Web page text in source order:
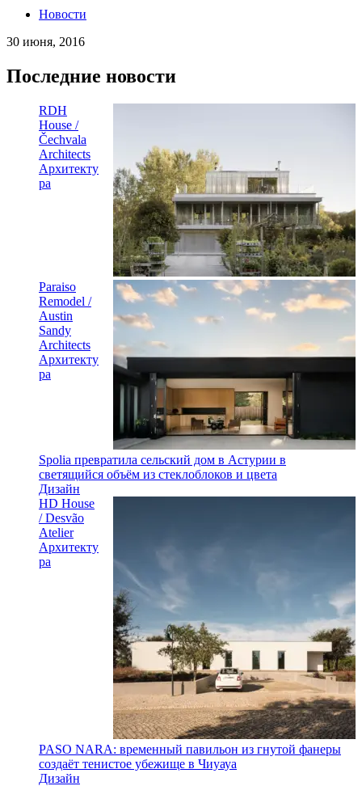
Новости
30 июня, 2016
Последние новости
RDH
House /
Čechvala
Architects
Архитекту
ра
Paraiso
Remodel /
Austin
Sandy
Architects
Архитекту
ра
Spolia превратила сельский дом в Астурии в
светящийся объём из стеклоблоков и цвета
Дизайн
HD House
/ Desvão
Atelier
Архитекту
ра
PASO NARA: временный павильон из гнутой фанеры
создаёт тенистое убежище в Чиуауа
Дизайн